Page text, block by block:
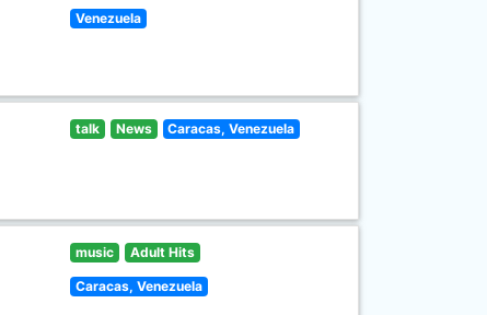
Venezuela
talk News Caracas, Venezuela
music Adult Hits
Caracas, Venezuela